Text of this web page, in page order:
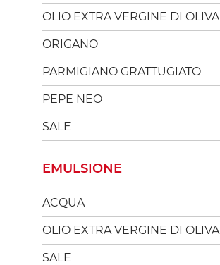
OLIO EXTRA VERGINE DI OLIVA
ORIGANO
PARMIGIANO GRATTUGIATO
PEPE NEO
SALE
EMULSIONE
ACQUA
OLIO EXTRA VERGINE DI OLIVA
SALE